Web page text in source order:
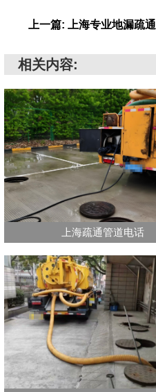
上一篇: 上海专业地漏疏
相关内容:
上海疏通管道电话